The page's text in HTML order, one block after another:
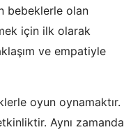
bebeklerle olan
için ilk olarak
ve empatiyle
oyun oynamaktır.
Aynı zamanda